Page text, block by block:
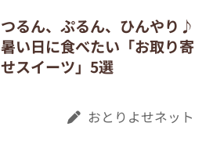
つるん、ぷるん、ひんやり♪
暑い日に食べたい「お取り寄
せスイーツ」5選
おとりよせネット